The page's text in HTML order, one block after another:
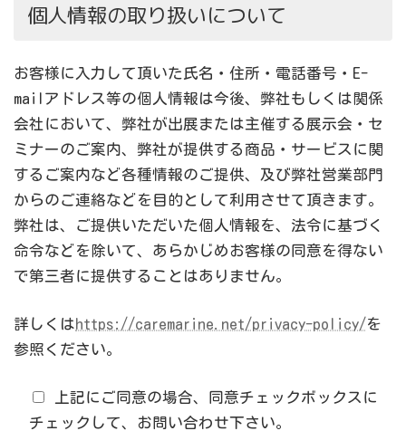
個人情報の取り扱いについて
お客様に入力して頂いた氏名・住所・電話番号・E-
mailアドレス等の個人情報は今後、弊社もしくは関係
会社において、弊社が出展または主催する展示会・セ
ミナーのご案内、弊社が提供する商品・サービスに関
するご案内など各種情報のご提供、及び弊社営業部門
からのご連絡などを目的として利用させて頂きます。
弊社は、ご提供いただいた個人情報を、法令に基づく
命令などを除いて、あらかじめお客様の同意を得ない
で第三者に提供することはありません。
詳しくはhttps://caremarine.net/privacy-policy/を
参照ください。
上記にご同意の場合、同意チェックボックスに
チェックして、お問い合わせ下さい。